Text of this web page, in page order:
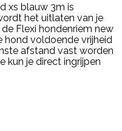
xs blauw 3m is
het uitlaten van je
Flexi hondenriem new
hond voldoende vrijheid
afstand vast worden
kun je direct ingrijpen